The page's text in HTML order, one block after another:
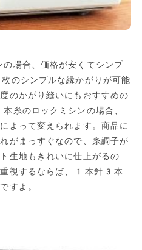
場合、価格が安くてシンプ
のシンプルな縁かがりが可能
のかがり縫いにもおすすめの
糸のロックミシンの場合、
よって変えられます。商品に
がまっすぐなので、糸調子が
生地もきれいに仕上がるの
重視するならば、1本針3本
すよ。